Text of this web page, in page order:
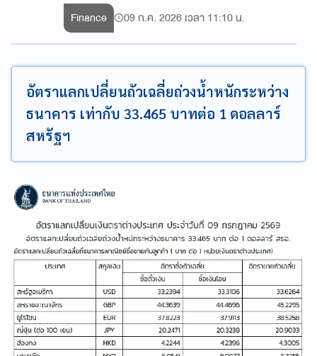
Finance 09 ก.ค. 2026 เวลา 11:10 น.
อัตราแลกเปลี่ยนถัวเฉลี่ยถ่วงน้ำหนักระหว่าง
ธนาคาร เท่ากับ 33.465 บาทต่อ 1 ดอลลาร์
สหรัฐฯ